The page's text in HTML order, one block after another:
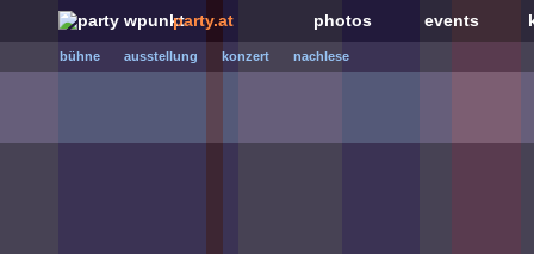
party.at photos events
bühne ausstellung konzert nachlese